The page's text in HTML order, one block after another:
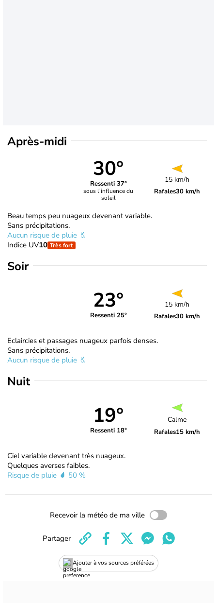
Après-midi
30°
Ressenti 37°
sous l’influence du
soleil
15 km/h
Rafales30 km/h
Beau temps peu nuageux devenant variable.
Sans précipitations.
Aucun risque de pluie
Indice UV10 Très fort
Soir
23°
Ressenti 25°
15 km/h
Rafales30 km/h
Eclaircies et passages nuageux parfois denses.
Sans précipitations.
Aucun risque de pluie
Nuit
19°
Ressenti 18°
Calme
Rafales15 km/h
Ciel variable devenant très nuageux.
Quelques averses faibles.
Risque de pluie
50 %
Recevoir la météo de ma ville
Ajouter à vos sources préférées
Partager